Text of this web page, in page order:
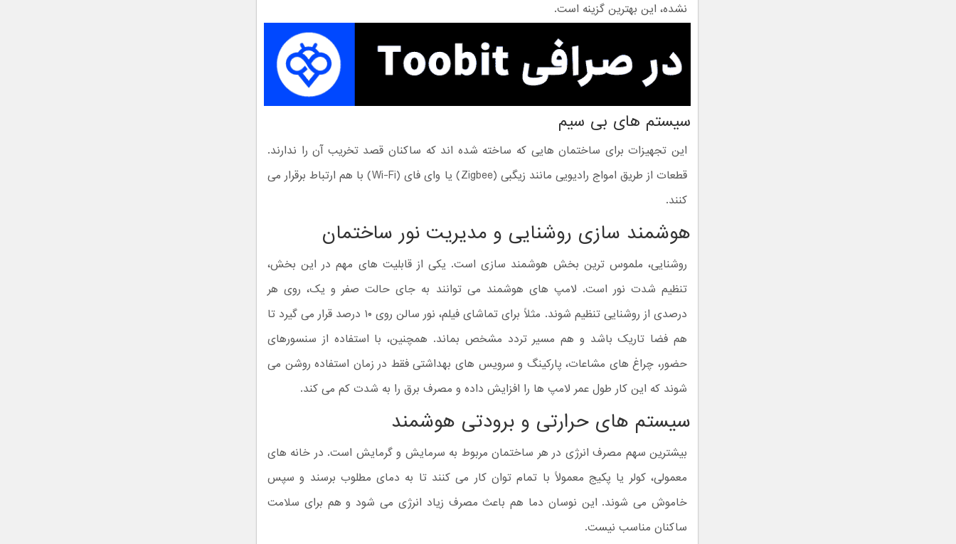
نشده، این بهترین گزینه است.
سیستم های بی سیم
این تجهیزات برای ساختمان‌ هایی که ساخته شده‌ اند که ساکنان قصد تخریب آن را ندارند.
قطعات از طریق امواج رادیویی مانند زیگبی (Zigbee) یا وای فای (Wi-Fi) با هم ارتباط برقرار می
کنند.
هوشمند سازی روشنایی و مدیریت نور ساختمان
روشنایی، ملموس ترین بخش هوشمند سازی است. یکی از قابلیت های مهم در این بخش،
تنظیم شدت نور است. لامپ های هوشمند می توانند به جای حالت صفر و یک، روی هر
درصدی از روشنایی تنظیم شوند. مثلاً برای تماشای فیلم، نور سالن روی ۱۰ درصد قرار می گیرد تا
هم فضا تاریک باشد و هم مسیر تردد مشخص بماند. همچنین، با استفاده از سنسورهای
حضور، چراغ های مشاعات، پارکینگ و سرویس های بهداشتی فقط در زمان استفاده روشن می
شوند که این کار طول عمر لامپ ها را افزایش داده و مصرف برق را به شدت کم می کند.
سیستم های حرارتی و برودتی هوشمند
بیشترین سهم مصرف انرژی در هر ساختمان مربوط به سرمایش و گرمایش است. در خانه های
معمولی، کولر یا پکیج معمولاً با تمام توان کار می کنند تا به دمای مطلوب برسند و سپس
خاموش می شوند. این نوسان دما هم باعث مصرف زیاد انرژی می شود و هم برای سلامت
ساکنان مناسب نیست.